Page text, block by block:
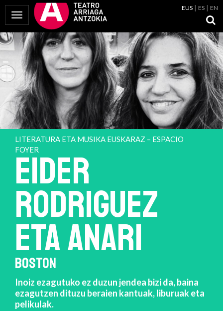
Menua erakutsi
EUS ES EN
LITERATURA ETA MUSIKA EUSKARAZ – ESPACIO
FOYER
EIDER
RODRIGUEZ
ETA ANARI
BOSTON
Inoiz ezagutuko ez duzun jendea bizi da, baina
ezagutzen dituzu beraien kantuak, liburuak eta
pelikulak.